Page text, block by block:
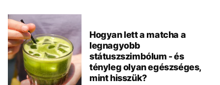
Hogyan lett a matcha a
legnagyobb
státuszszimbólum - és
tényleg olyan egészséges,
mint hisszük?